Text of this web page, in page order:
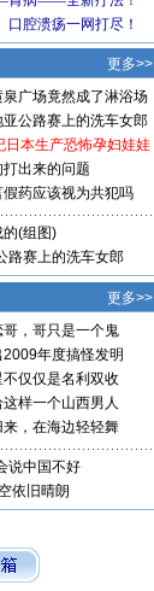
更多>>
泉广场竟然成了淋浴场
亚公路赛上的洗车女郎
日本生产恐怖孕妇娃娃
出来的问题
假药应该视为共犯吗
的(组图)
路赛上的洗车女郎
更多>>
哥，哥只是一个鬼
年度搞怪发明
不仅仅是名利双收
这样一个山西男人
来，在海边轻轻舞
说中国不好
依旧晴朗